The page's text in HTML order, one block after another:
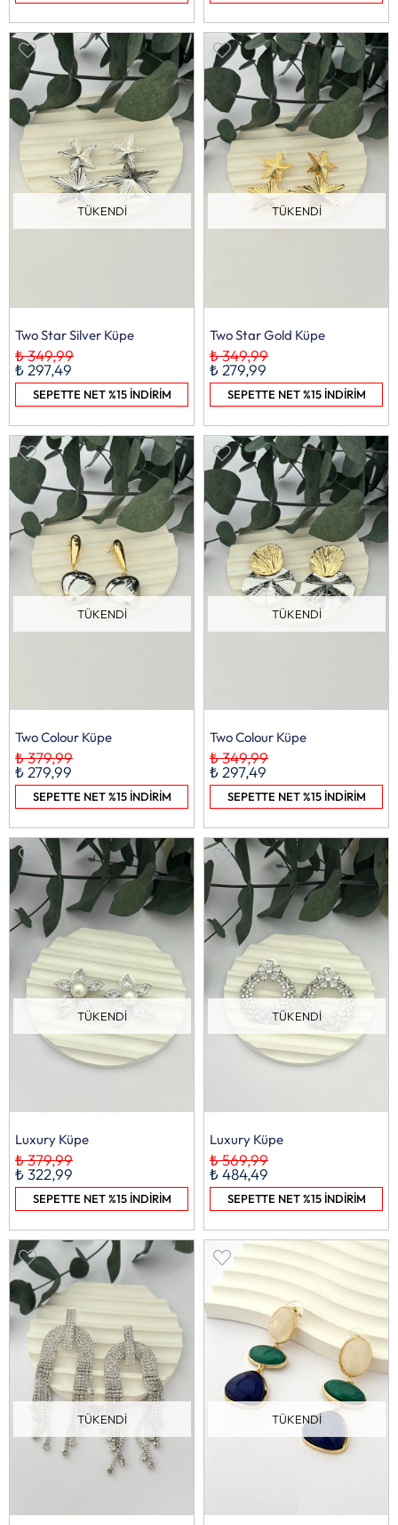
TÜKENDI
Two Star Silver Küpe
₺ 297,49
₺ 349,99
SEPETTE NET %15 İNDİRİM
TÜKENDI
Two Star Gold Küpe
₺ 279,99
₺ 349,99
SEPETTE NET %15 İNDİRİM
TÜKENDI
Two Colour Küpe
₺ 279,99
₺ 379,99
SEPETTE NET %15 İNDİRİM
TÜKENDI
Two Colour Küpe
₺ 297,49
₺ 349,99
SEPETTE NET %15 İNDİRİM
TÜKENDI
Luxury Küpe
₺ 322,99
₺ 379,99
SEPETTE NET %15 İNDİRİM
TÜKENDI
Luxury Küpe
₺ 484,49
₺ 569,99
SEPETTE NET %15 İNDİRİM
TÜKENDI TÜKENDI